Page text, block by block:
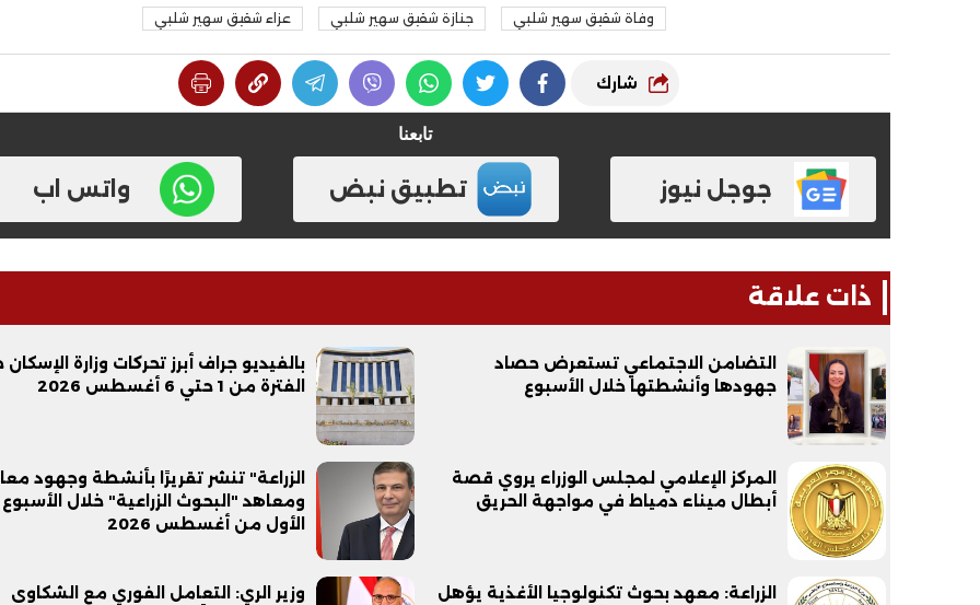
وفاة شقيق سهير شلبي جنازة شقيق سهير شلبي عزاء شقيق سهير شلبي
شارك
تابعنا
جوجل نيوز تطبيق نبض واتس اب
ذات علاقة
التضامن الاجتماعي تستعرض حصاد
جهودها وأنشطتها خلال الأسبوع
بالفيديو جراف أبرز تحركات وزارة الإسكان
الفترة من 1 حتي 6 أغسطس 2026
المركز الإعلامي لمجلس الوزراء يروي قصة
أبطال ميناء دمياط في مواجهة الحريق
الزراعة" تنشر تقريرًا بأنشطة وجهود
ومعاهد "البحوث الزراعية" خلال الأسبوع
الأول من أغسطس 2026
الزراعة: معهد بحوث تكنولوجيا الأغذية يؤهل
وزير الري: التعامل الفوري مع الشكاوى